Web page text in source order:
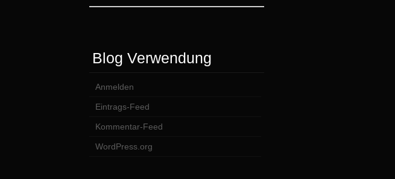
Blog Verwendung
Anmelden
Eintrags-Feed
Kommentar-Feed
WordPress.org